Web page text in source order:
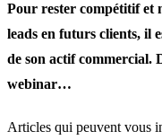
Pour rester compétitif et
leads en futurs clients, il
de son actif commercial.
webinar…
Articles qui peuvent vous